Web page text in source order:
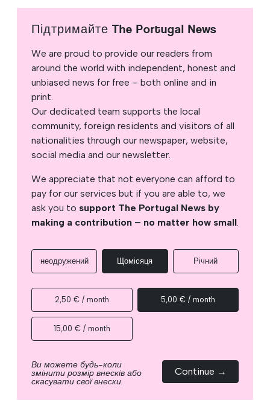
Підтримайте The Portugal News
We are proud to provide our readers from
around the world with independent, honest and
unbiased news for free – both online and in
print.
Our dedicated team supports the local
community, foreign residents and visitors of all
nationalities through our newspaper, website,
social media and our newsletter.
We appreciate that not everyone can afford to
pay for our services but if you are able to, we
ask you to support The Portugal News by
making a contribution – no matter how small.
неодружений Щомісяця Річний
2,50 € / month 5,00 € / month
15,00 € / month
Ви можете будь-коли
змінити розмір внесків або
скасувати свої внески.
Continue →